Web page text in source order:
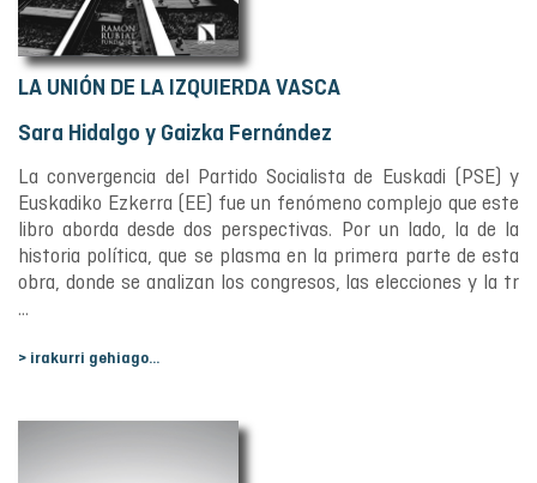
LA UNIÓN DE LA IZQUIERDA VASCA
Sara Hidalgo y Gaizka Fernández
La convergencia del Partido Socialista de Euskadi (PSE) y
Euskadiko Ezkerra (EE) fue un fenómeno complejo que este
libro aborda desde dos perspectivas. Por un lado, la de la
historia política, que se plasma en la primera parte de esta
obra, donde se analizan los congresos, las elecciones y la tr
...
> irakurri gehiago...